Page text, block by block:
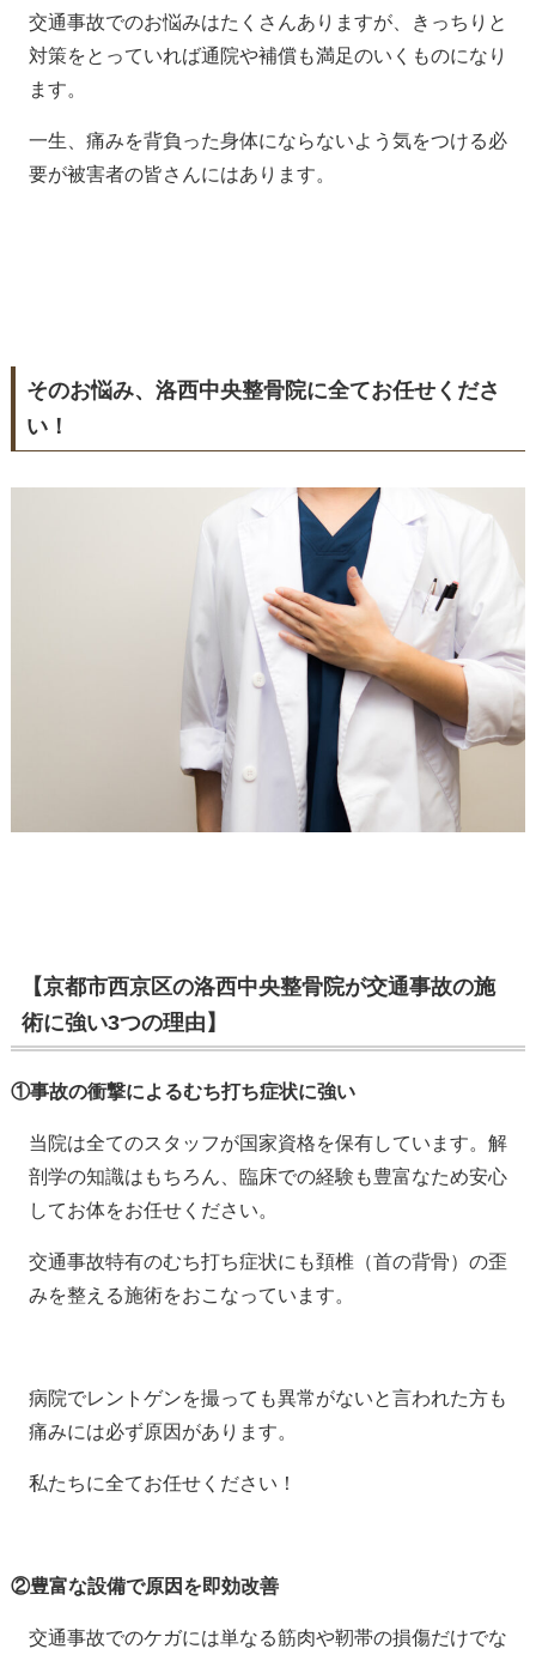
交通事故でのお悩みはたくさんありますが、きっちりと
対策をとっていれば通院や補償も満足のいくものになり
ます。
一生、痛みを背負った身体にならないよう気をつける必
要が被害者の皆さんにはあります。
そのお悩み、洛西中央整骨院に全てお任せくださ
い！
【京都市西京区の洛西中央整骨院が交通事故の施
術に強い3つの理由】
①事故の衝撃によるむち打ち症状に強い
当院は全てのスタッフが国家資格を保有しています。解
剖学の知識はもちろん、臨床での経験も豊富なため安心
してお体をお任せください。
交通事故特有のむち打ち症状にも頚椎（首の背骨）の歪
みを整える施術をおこなっています。
病院でレントゲンを撮っても異常がないと言われた方も
痛みには必ず原因があります。
私たちに全てお任せください！
②豊富な設備で原因を即効改善
交通事故でのケガには単なる筋肉や靭帯の損傷だけでな